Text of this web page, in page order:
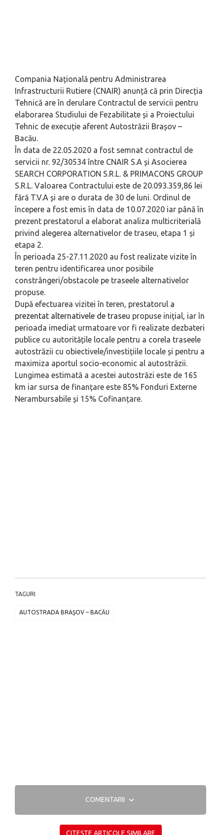
Compania Națională pentru Administrarea
Infrastructurii Rutiere (CNAIR) anunță că prin Direcția
Tehnică are în derulare Contractul de servicii pentru
elaborarea Studiului de Fezabilitate și a Proiectului
Tehnic de execuție aferent Autostrăzii Brașov –
Bacău.
În data de 22.05.2020 a fost semnat contractul de
servicii nr. 92/30534 între CNAIR S.A și Asocierea
SEARCH CORPORATION S.R.L. & PRIMACONS GROUP
S.R.L. Valoarea Contractului este de 20.093.359,86 lei
fără T.V.A și are o durata de 30 de luni. Ordinul de
începere a fost emis în data de 10.07.2020 iar până în
prezent prestatorul a elaborat analiza multicriterială
privind alegerea alternativelor de traseu, etapa 1 și
etapa 2.
În perioada 25-27.11.2020 au fost realizate vizite în
teren pentru identificarea unor posibile
constrângeri/obstacole pe traseele alternativelor
propuse.
După efectuarea vizitei în teren, prestatorul a
prezentat alternativele de traseu propuse inițial, iar în
perioada imediat urmatoare vor fi realizate dezbateri
publice cu autoritățile locale pentru a corela traseele
autostrăzii cu obiectivele/investițiile locale și pentru a
maximiza aportul socio-economic al autostrăzii.
Lungimea estimată a acestei autostrăzi este de 165
km iar sursa de finanțare este 85% Fonduri Externe
Nerambursabile și 15% Cofinanțare.
TAGURI
AUTOSTRADA BRAŞOV – BACĂU
COMENTARII
CITEȘTE ARTICOLE SIMILARE